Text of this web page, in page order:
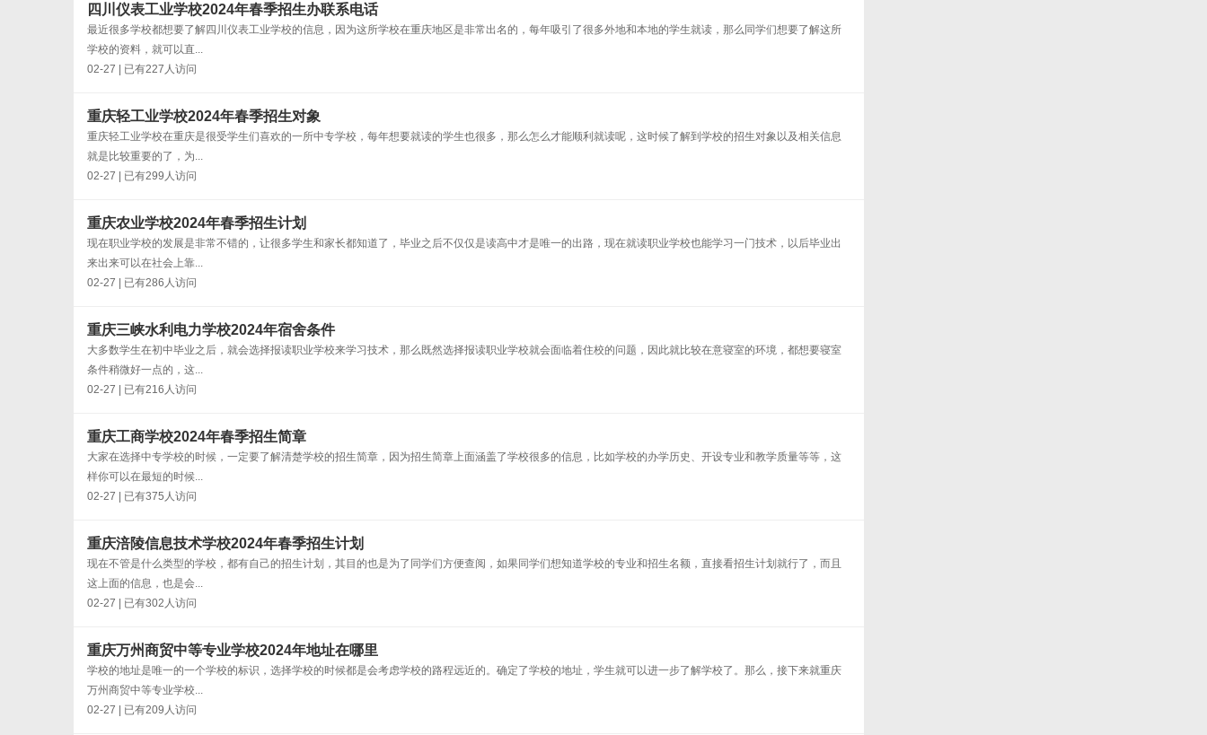
四川仪表工业学校2024年春季招生办联系电话
最近很多学校都想要了解四川仪表工业学校的信息，因为这所学校在重庆地区是非常出名的，每年吸引了很多外地和本地的学生就读，那么同学们想要了解这所
学校的资料，就可以直...
02-27 | 已有227人访问
重庆轻工业学校2024年春季招生对象
重庆轻工业学校在重庆是很受学生们喜欢的一所中专学校，每年想要就读的学生也很多，那么怎么才能顺利就读呢，这时候了解到学校的招生对象以及相关信息
就是比较重要的了，为...
02-27 | 已有299人访问
重庆农业学校2024年春季招生计划
现在职业学校的发展是非常不错的，让很多学生和家长都知道了，毕业之后不仅仅是读高中才是唯一的出路，现在就读职业学校也能学习一门技术，以后毕业出
来出来可以在社会上靠...
02-27 | 已有286人访问
重庆三峡水利电力学校2024年宿舍条件
大多数学生在初中毕业之后，就会选择报读职业学校来学习技术，那么既然选择报读职业学校就会面临着住校的问题，因此就比较在意寝室的环境，都想要寝室
条件稍微好一点的，这...
02-27 | 已有216人访问
重庆工商学校2024年春季招生简章
大家在选择中专学校的时候，一定要了解清楚学校的招生简章，因为招生简章上面涵盖了学校很多的信息，比如学校的办学历史、开设专业和教学质量等等，这
样你可以在最短的时候...
02-27 | 已有375人访问
重庆涪陵信息技术学校2024年春季招生计划
现在不管是什么类型的学校，都有自己的招生计划，其目的也是为了同学们方便查阅，如果同学们想知道学校的专业和招生名额，直接看招生计划就行了，而且
这上面的信息，也是会...
02-27 | 已有302人访问
重庆万州商贸中等专业学校2024年地址在哪里
学校的地址是唯一的一个学校的标识，选择学校的时候都是会考虑学校的路程远近的。确定了学校的地址，学生就可以进一步了解学校了。那么，接下来就重庆
万州商贸中等专业学校...
02-27 | 已有209人访问